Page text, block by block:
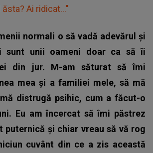
Ai ridicat..."
normali o să vadă adevărul și
sunt unii oameni doar ca să îi
din jur. M-am săturat să îmi
mea și a familiei mele, să mă
distrugă psihic, cum a făcut-o
Eu am încercat să îmi păstrez
puternică și chiar vreau să vă rog
cuvânt din ce a zis această